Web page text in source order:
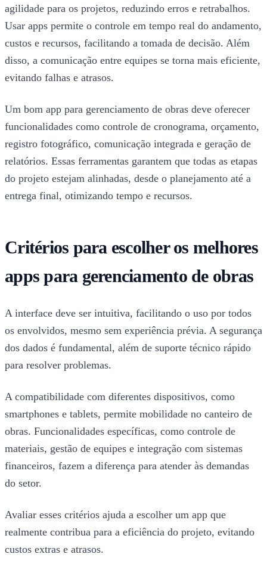
agilidade para os projetos, reduzindo erros e retrabalhos.
Usar apps permite o controle em tempo real do andamento,
custos e recursos, facilitando a tomada de decisão. Além
disso, a comunicação entre equipes se torna mais eficiente,
evitando falhas e atrasos.
Um bom app para gerenciamento de obras deve oferecer
funcionalidades como controle de cronograma, orçamento,
registro fotográfico, comunicação integrada e geração de
relatórios. Essas ferramentas garantem que todas as etapas
do projeto estejam alinhadas, desde o planejamento até a
entrega final, otimizando tempo e recursos.
Critérios para escolher os melhores
apps para gerenciamento de obras
A interface deve ser intuitiva, facilitando o uso por todos
os envolvidos, mesmo sem experiência prévia. A segurança
dos dados é fundamental, além de suporte técnico rápido
para resolver problemas.
A compatibilidade com diferentes dispositivos, como
smartphones e tablets, permite mobilidade no canteiro de
obras. Funcionalidades específicas, como controle de
materiais, gestão de equipes e integração com sistemas
financeiros, fazem a diferença para atender às demandas
do setor.
Avaliar esses critérios ajuda a escolher um app que
realmente contribua para a eficiência do projeto, evitando
custos extras e atrasos.